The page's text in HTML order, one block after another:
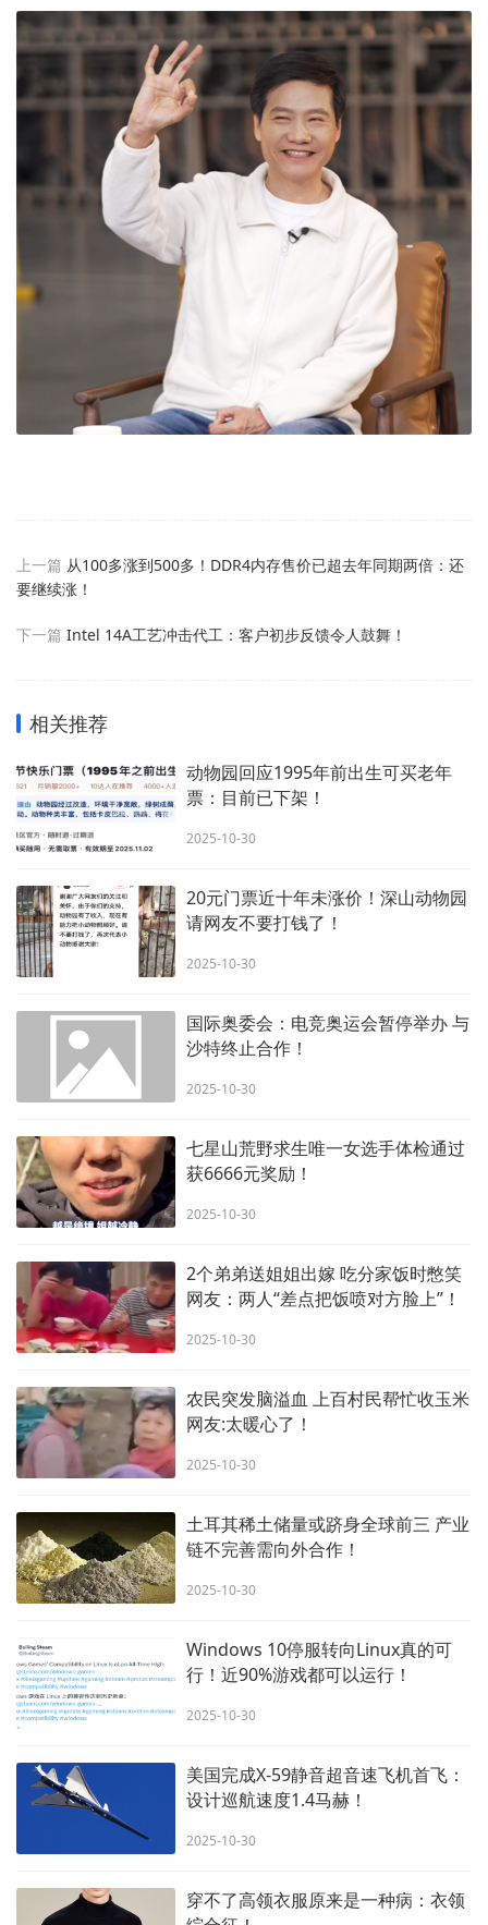
上一篇 从100多涨到500多！DDR4内存售价已超去年同期两倍：还
要继续涨！
下一篇 Intel 14A工艺冲击代工：客户初步反馈令人鼓舞！
相关推荐
动物园回应1995年前出生可买老年
票：目前已下架！
2025-10-30
20元门票近十年未涨价！深山动物园
请网友不要打钱了！
2025-10-30
国际奥委会：电竞奥运会暂停举办 与
沙特终止合作！
2025-10-30
七星山荒野求生唯一女选手体检通过
获6666元奖励！
2025-10-30
2个弟弟送姐姐出嫁 吃分家饭时憋笑
网友：两人“差点把饭喷对方脸上”！
2025-10-30
农民突发脑溢血 上百村民帮忙收玉米
网友:太暖心了！
2025-10-30
土耳其稀土储量或跻身全球前三 产业
链不完善需向外合作！
2025-10-30
Windows 10停服转向Linux真的可
行！近90%游戏都可以运行！
2025-10-30
美国完成X-59静音超音速飞机首飞：
设计巡航速度1.4马赫！
2025-10-30
穿不了高领衣服原来是一种病：衣领